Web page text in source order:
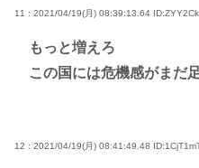
11 : 2021/04/19(月) 08:39:13.64
もっと増えろ
この国には危機感がまだ
12 : 2021/04/19(月) 08:41:49.48